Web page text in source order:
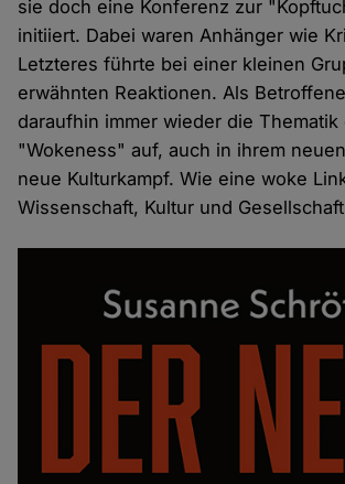
sie doch eine Konferenz zur
initiiert. Dabei waren Anhänger wie
Letzteres führte bei einer kleinen
erwähnten Reaktionen. Als
daraufhin immer wieder die Thematik
"Wokeness" auf, auch in ihrem
neue Kulturkampf. Wie eine woke
Wissenschaft, Kultur und